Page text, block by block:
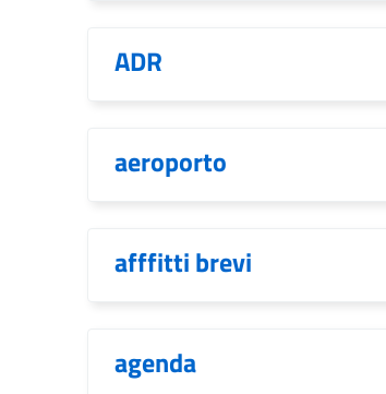
ADR
aeroporto
afffitti brevi
agenda